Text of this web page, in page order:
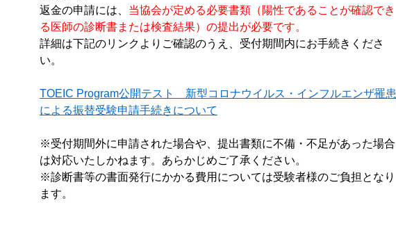
返金の申請には、 当協会が定める必要書類（陽性であることが確認でき
る医師の診断書または検査結果）の提出が必要です。
詳細は下記のリンクよりご確認のうえ、受付期間内にお手続きくださ
い。
TOEIC Program公開テスト 新型コロナウイルス・インフルエンザ罹患
による振替受験申請手続きについて
※受付期間外に申請された場合や、提出書類に不備・不足があった場合
は対応いたしかねます。あらかじめご了承ください。
※診断書等の書面発行にかかる費用については受験者様のご負担となり
ます。